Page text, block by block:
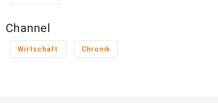
Channel
Wirtschaft Chronik